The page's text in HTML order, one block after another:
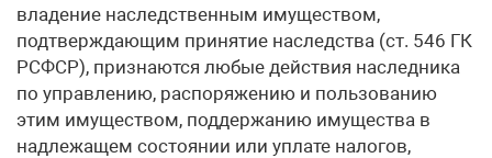
владение наследственным имуществом,
подтверждающим принятие наследства (ст. 546 ГК
РСФСР), признаются любые действия наследника
по управлению, распоряжению и пользованию
этим имуществом, поддержанию имущества в
надлежащем состоянии или уплате налогов,